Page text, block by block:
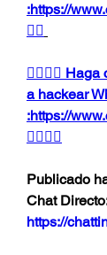
:https://
👈🏻
👉🏻👉🏻
a hackear
:https://
👈🏻👈🏻
Publicado
Chat
https://